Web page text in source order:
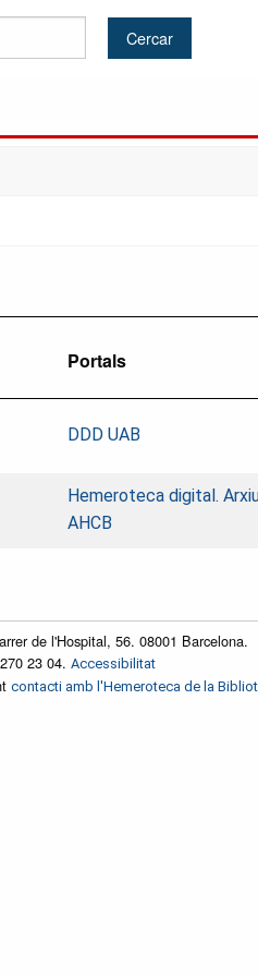
Portals
DDD UAB
Hemeroteca digital.
AHCB
de l'Hospital, 56. 08001 Barcelona.
23 04. Accessibilitat
contacti amb l'Hemeroteca de la